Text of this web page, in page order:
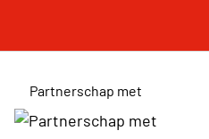
Partnerschap met